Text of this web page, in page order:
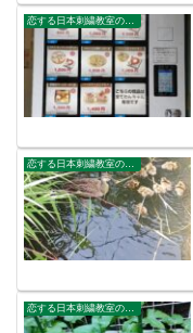
恋する日本刺繍教室のブログ